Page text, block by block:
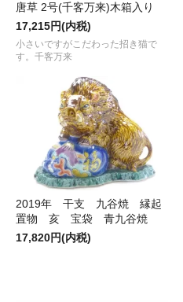
唐草 2号(千客万来)木箱入り
17,215円(内税)
小さいですがこだわった招き猫で
す。千客万来
2019年 干支 九谷焼 縁起
置物 亥 宝袋 青九谷焼
17,820円(内税)